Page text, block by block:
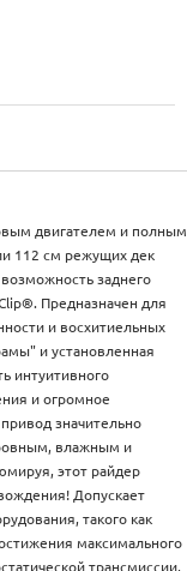
двигателем и полным
112 см режущих дек
заднего
Предназначен для
и восхитиельных
и установленная
интуитивного
и огромное
значительно
влажным и
Допускает
такого как
максимального
трансмиссии,